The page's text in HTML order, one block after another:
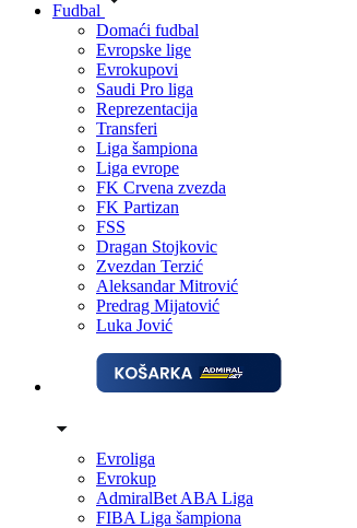
Fudbal
Domaći fudbal
Evropske lige
Evrokupovi
Saudi Pro liga
Reprezentacija
Transferi
Liga šampiona
Liga evrope
FK Crvena zvezda
FK Partizan
FSS
Dragan Stojkovic
Zvezdan Terzić
Aleksandar Mitrović
Predrag Mijatović
Luka Jović
Evroliga
Evrokup
AdmiralBet ABA Liga
FIBA Liga šampiona